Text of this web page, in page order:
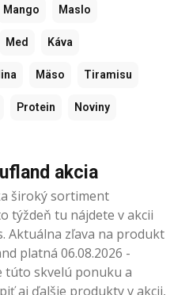
Mango Maslo
Med Káva
Mäso Tiramisu
Protein Noviny
akcia
široký sortiment
týždeň tu nájdete v akcii
Aktuálna zľava na produkt
platná 06.08.2026 -
túto skvelú ponuku a
aj ďalšie produkty v akcii,